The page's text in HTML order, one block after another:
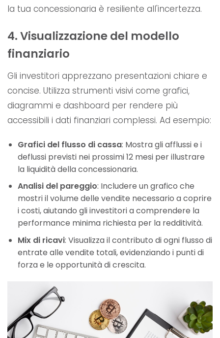
la tua concessionaria è resiliente all'incertezza.
4. Visualizzazione del modello
finanziario
Gli investitori apprezzano presentazioni chiare e
concise. Utilizza strumenti visivi come grafici,
diagrammi e dashboard per rendere più
accessibili i dati finanziari complessi. Ad esempio:
Grafici del flusso di cassa: Mostra gli afflussi e i
deflussi previsti nei prossimi 12 mesi per illustrare
la liquidità della concessionaria.
Analisi del pareggio: Includere un grafico che
mostri il volume delle vendite necessario a coprire
i costi, aiutando gli investitori a comprendere la
performance minima richiesta per la redditività.
Mix di ricavi: Visualizza il contributo di ogni flusso di
entrate alle vendite totali, evidenziando i punti di
forza e le opportunità di crescita.